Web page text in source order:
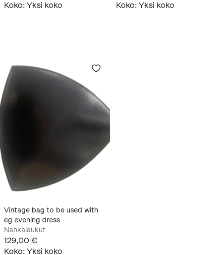
Koko: Yksi koko
Koko: Yksi koko
Vintage bag to be used with
eg evening dress
Nahkalaukut
129,00 €
Koko: Yksi koko